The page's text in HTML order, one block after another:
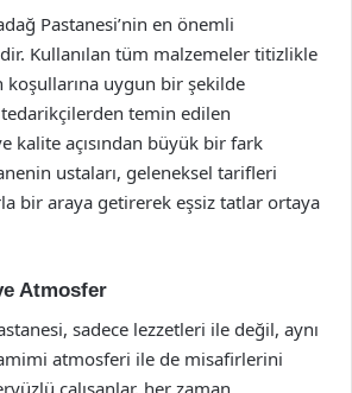
Pastanesi’nin en önemli
Kullanılan tüm malzemeler titizlikle
koşullarına uygun bir şekilde
temin edilen
kalite açısından büyük bir fark
ustaları, geleneksel tarifleri
bir araya getirerek eşsiz tatlar ortaya
Atmosfer
sadece lezzetleri ile değil, aynı
atmosferi ile de misafirlerini
çalışanlar, her zaman